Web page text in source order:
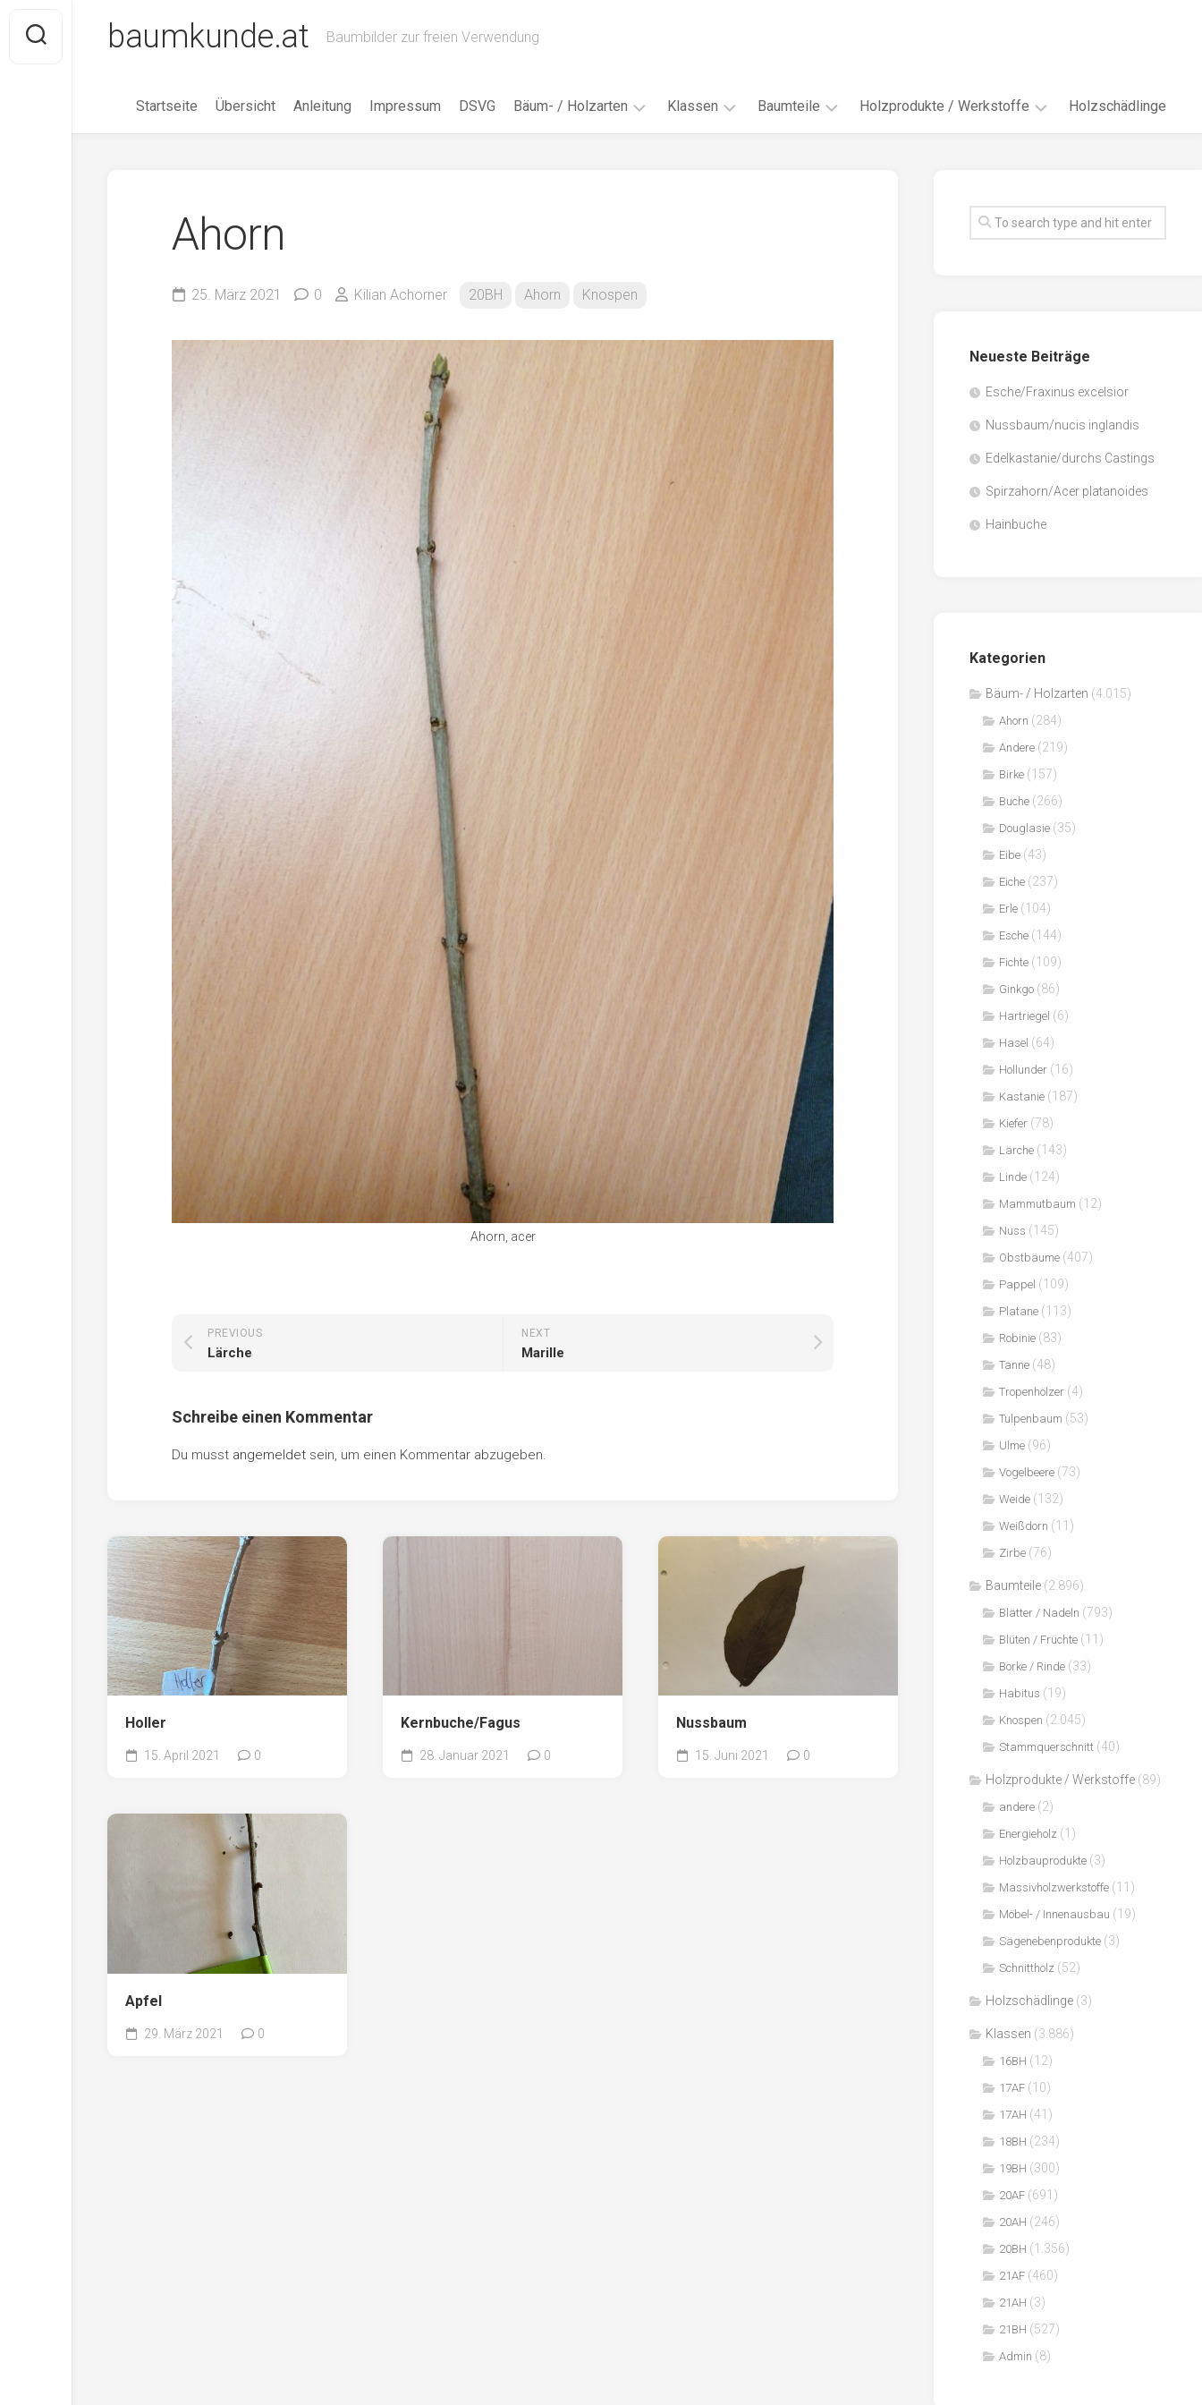
content
baumkunde.at Baumbilder zur freien Verwendung
Startseite Übersicht Anleitung Impressum DSVG Bäum- / Holzarten
Eibe
Kastanie
Pappel
Klassen
18AH
Baumteile Holzprodukte / Werkstoffe
Faserwerkstoffe
Sägenebenprodukte
Holzschädlinge
Ahorn
25. März 2021 0 Kilian Achorner 20BH Ahorn Knospen
Ahorn, acer
NEXT
Marille
PREVIOUS
Lärche
Schreibe einen Kommentar
Du musst angemeldet sein, um einen Kommentar abzugeben.
Holler
15. April 2021 0
Kernbuche/Fagus
28. Januar 2021 0
Nussbaum
15. Juni 2021 0
Apfel
29. März 2021 0
Neueste Beiträge
Esche/Fraxinus excelsior
Nussbaum/nucis inglandis
Edelkastanie/durchs Castings
Spirzahorn/Acer platanoides
Hainbuche
Kategorien
Bäum- / Holzarten (4.015)
Ahorn (284)
Andere (219)
Birke (157)
Buche (266)
Douglasie (35)
Eibe (43)
Eiche (237)
Erle (104)
Esche (144)
Fichte (109)
Ginkgo (86)
Hartriegel (6)
Hasel (64)
Hollunder (16)
Kastanie (187)
Kiefer (78)
Lärche (143)
Linde (124)
Mammutbaum (12)
Nuss (145)
Obstbäume (407)
Pappel (109)
Platane (113)
Robinie (83)
Tanne (48)
Tropenhölzer (4)
Tulpenbaum (53)
Ulme (96)
Vogelbeere (73)
Weide (132)
Weißdorn (11)
Zirbe (76)
Baumteile (2.896)
Blätter / Nadeln (793)
Blüten / Früchte (11)
Borke / Rinde (33)
Habitus (19)
Knospen (2.045)
Stammquerschnitt (40)
Holzprodukte / Werkstoffe (89)
andere (2)
Energieholz (1)
Holzbauprodukte (3)
Massivholzwerkstoffe (11)
Möbel- / Innenausbau (19)
Sägenebenprodukte (3)
Schnittholz (52)
Holzschädlinge (3)
Klassen (3.886)
16BH (12)
17AF (10)
17AH (41)
18BH (234)
19BH (300)
20AF (691)
20AH (246)
20BH (1.356)
21AF (460)
21AH (3)
21BH (527)
Admin (8)